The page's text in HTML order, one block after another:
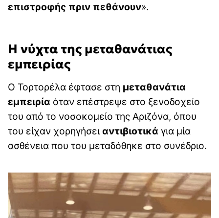
επιστροφής πριν πεθάνουν».
Η νύχτα της μεταθανάτιας
εμπειρίας
Ο Τορτορέλα έφτασε στη μεταθανάτια
εμπειρία όταν επέστρεψε στο ξενοδοχείο
του από το νοσοκομείο της Αριζόνα, όπου
του είχαν χορηγήσει αντιβιοτικά για μία
ασθένεια που του μεταδόθηκε στο συνέδριο.